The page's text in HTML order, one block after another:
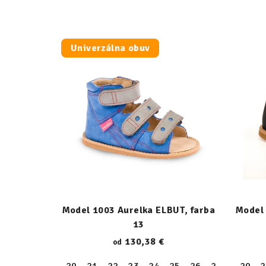
Univerzálna obuv
Model 1003 Aurelka ELBUT, farba
13
od 130,38 €
Model